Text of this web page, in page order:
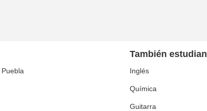
Puebla
También estudian
Inglés
Química
Guitarra